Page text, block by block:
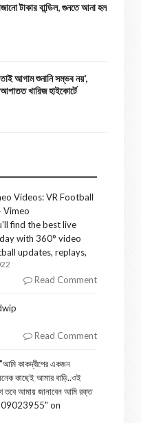
টাকার বান্ডিল, গুনতে আনা হল
আগাম শুনানি সম্ভব নয়’,
খারিজ হাইকোর্টে
Videos: VR Football
Vimeo
find the best live
with 360° video
updates, replays,
Read Comment
Read Comment
আমি কাকদ্বীপের একজন
অনেক কাছেই আমার বাড়ি..ওই
তবে আমায় জানাবেন আমি রক্ত
" on